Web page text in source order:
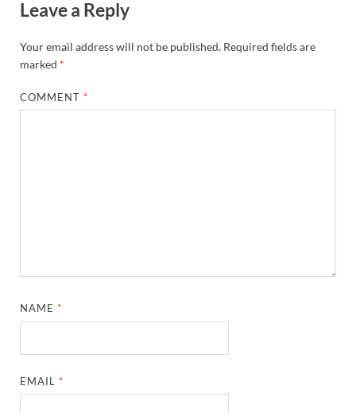
Leave a Reply
Your email address will not be published. Required fields are
marked *
COMMENT*
NAME*
EMAIL*